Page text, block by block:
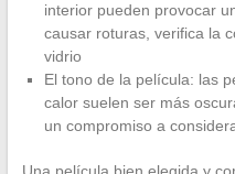
interior pueden provocar
causar roturas, verifica la
vidrio
El tono de la película: las
calor suelen ser más
un compromiso a